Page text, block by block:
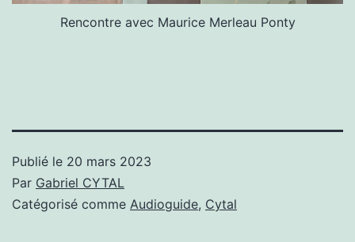
Rencontre avec Maurice Merleau Ponty
Publié le 20 mars 2023
Par Gabriel CYTAL
Catégorisé comme Audioguide, Cytal